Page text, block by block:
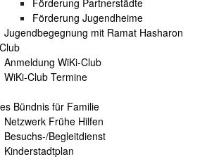
Förderung Partnerstädte
Förderung Jugendheime
Jugendbegegnung mit Ramat Hasharon
Anmeldung WiKi-Club
WiKi-Club Termine
Bündnis für Familie
Netzwerk Frühe Hilfen
Besuchs-/Begleitdienst
Kinderstadtplan